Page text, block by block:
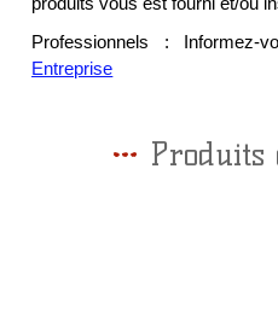
Professionnels : Informez-
Entreprise
Produits